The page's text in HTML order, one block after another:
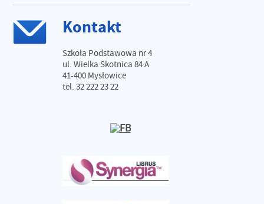
Kontakt
Szkoła Podstawowa nr 4
ul. Wielka Skotnica 84 A
41-400 Mysłowice
tel. 32 222 23 22